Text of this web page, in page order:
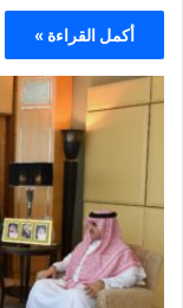
أكمل القراءة »